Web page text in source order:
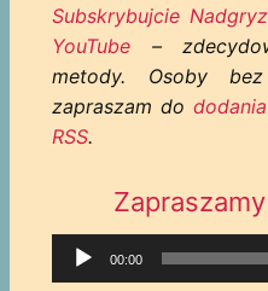
Subskrybujcie
YouTube–
metody. Osoby
zapraszam do
RSS.
Odtwarzacz
plików
00:00